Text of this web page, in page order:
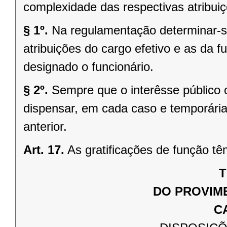
complexidade das respectivas
§ 1º. Na regulamentação
atribuições do cargo efetivo e as da
designado o funcionário.
§ 2º. Sempre que o interêsse
dispensar, em cada caso e
anterior.
Art. 17. As gratificações de função
DO